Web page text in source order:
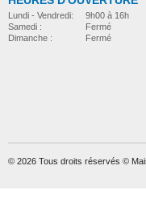
Lundi - Vendredi:
Samedi :
Dimanche :
9h00 à 16h
Fermé
Fermé
© 2026 Tous droits réservés ©